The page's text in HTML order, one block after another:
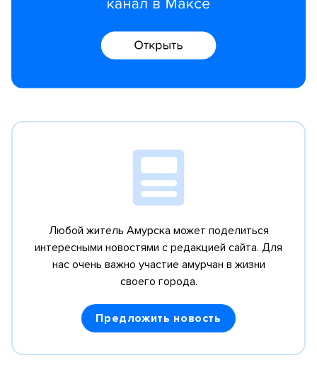
Любой житель Амурска может поделиться
интересными новостями с редакцией сайта. Для
нас очень важно участие амурчан в жизни
своего города.
Предложить новость